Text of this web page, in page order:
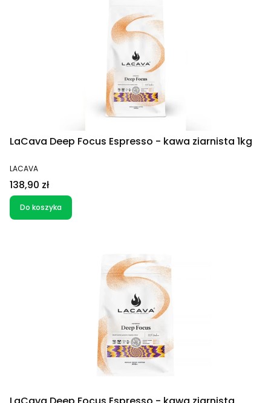
LaCava Deep Focus Espresso - kawa ziarnista 1kg
PRODUCENT
LACAVA
Cena
138,90 zł
Do koszyka